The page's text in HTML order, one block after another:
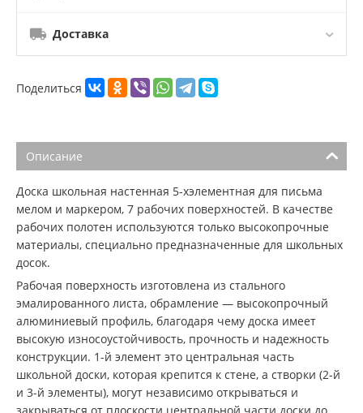
Доставка
Поделиться
Описание
Доска школьная настенная 5-хэлементная для письма
мелом и маркером, 7 рабочих поверхностей. В качестве
рабочих полотен используются только высокопрочные
материалы, специально предназначенные для школьных
досок.
Рабочая поверхность изготовлена из стального
эмалированного листа, обрамление — высокопрочный
алюминиевый профиль, благодаря чему доска имеет
высокую износоустойчивость, прочность и надежность
конструкции. 1-й элемент это центральная часть
школьной доски, которая крепится к стене, а створки (2-й
и 3-й элементы), могут независимо открываться и